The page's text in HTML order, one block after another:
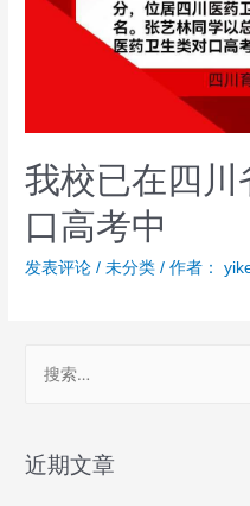
我校已在四川
口高考中
发表评论 /未分类 / 作者：
近期文章